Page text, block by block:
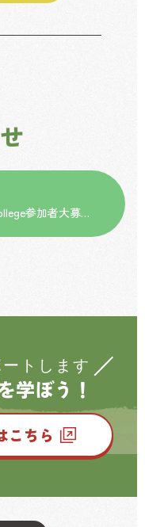
参加者大募
学ぼう！
こちら